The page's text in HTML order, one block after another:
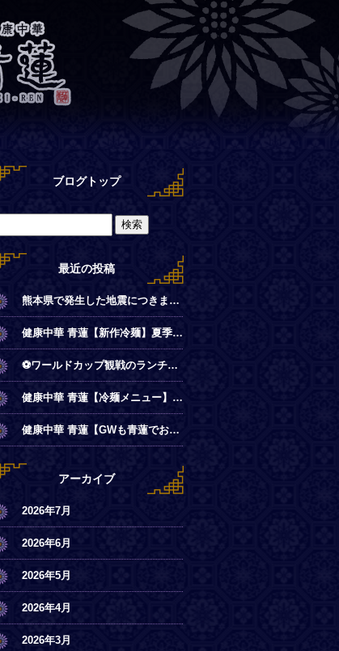
ブログトップ
最近の投稿
熊本県で発生した地震につきまして
健康中華 青蓮【新作冷麺】夏季限定◎冷やし麻辣麺
⚽ワールドカップ観戦のランチは青蓮で！
健康中華 青蓮【冷麺メニュー】一部店舗にてスタート
健康中華 青蓮【GWも青蓮でお待ちしております】
アーカイブ
2026年7月
2026年6月
2026年5月
2026年4月
2026年3月